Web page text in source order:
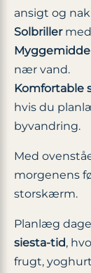
ansigt og
Solbrillermed
Myggemiddel
nær vand.
Komfortable
hvis du
byvandring.
Med
morgenens
storskærm.
Planlæg
siesta-tid,
frugt,